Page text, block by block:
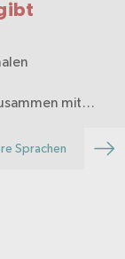
mit
Er steht Ihnen
Sprachen